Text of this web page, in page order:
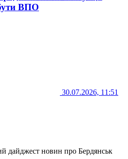
ВПО
30.07.2026, 11:51
дайджест новин про Бердянськ